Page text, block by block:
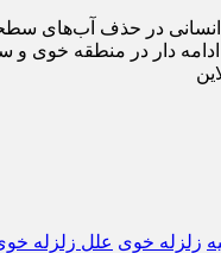
انسانی در حذف آب‌های
دار در منطقه خوی و
زلزله خوی علل زلزله